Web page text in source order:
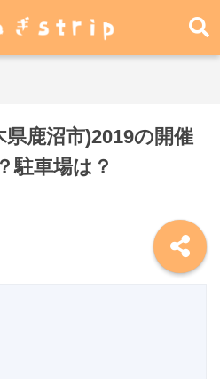
鹿沼市)2019の開催
駐車場は？